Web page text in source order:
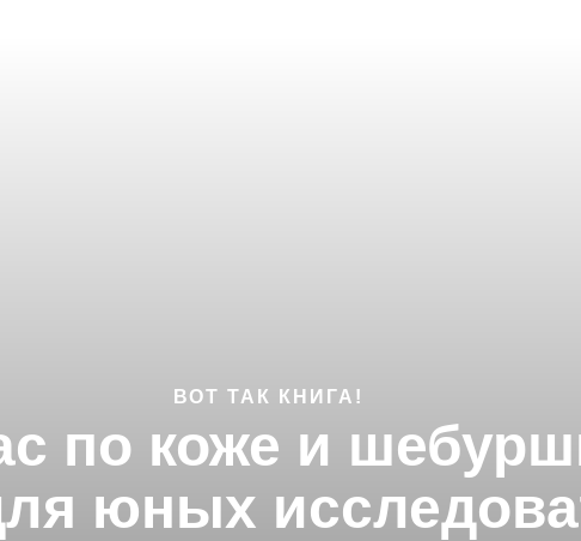
ВОТ ТАК КНИГА!
по коже и
юных